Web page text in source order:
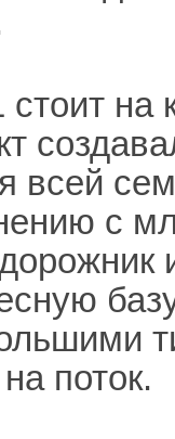
на
всей
с
поток.